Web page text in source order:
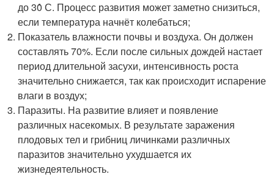
до 30̊ С. Процесс развития может заметно снизиться,
если температура начнёт колебаться;
Показатель влажности почвы и воздуха. Он должен
составлять 70%. Если после сильных дождей настает
период длительной засухи, интенсивность роста
значительно снижается, так как происходит испарение
влаги в воздух;
Паразиты. На развитие влияет и появление
различных насекомых. В результате заражения
плодовых тел и грибниц личинками различных
паразитов значительно ухудшается их
жизнедеятельность.